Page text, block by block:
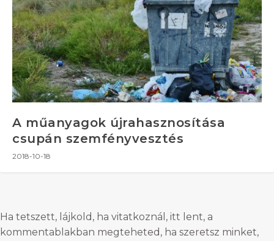
A műanyagok újrahasznosítása
csupán szemfényvesztés
2018-10-18
Ha tetszett, lájkold, ha vitatkoznál, itt lent, a
kommentablakban megteheted, ha szeretsz minket,